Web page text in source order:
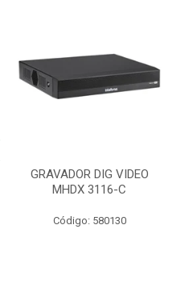
GRAVADOR DIG VIDEO
MHDX 3116-C
Código: 580130